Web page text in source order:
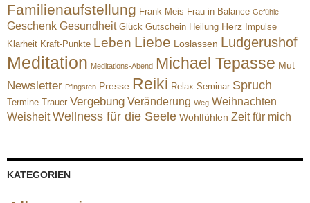
Familienaufstellung Frank Meis Frau in Balance Gefühle
Geschenk Gesundheit Glück Gutschein Heilung Herz Impulse
Klarheit Kraft-Punkte Leben Liebe Loslassen Ludgerushof
Meditation Meditations-Abend Michael Tepasse Mut
Newsletter Pfingsten Presse Reiki Relax Seminar Spruch
Termine Trauer Vergebung Veränderung Weg Weihnachten
Weisheit Wellness für die Seele Wohlfühlen Zeit für mich
KATEGORIEN